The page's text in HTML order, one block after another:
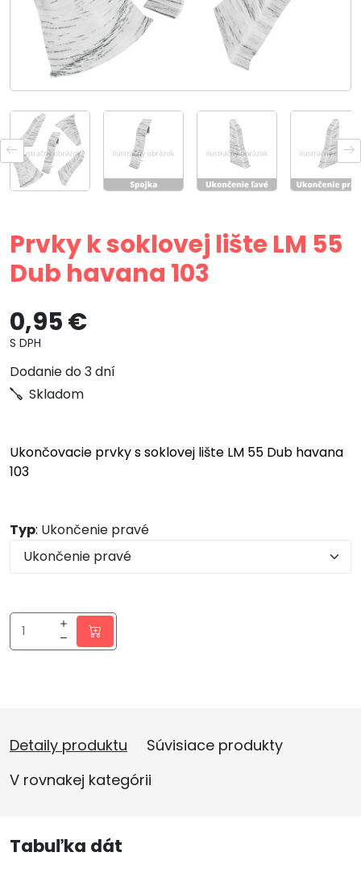
Prvky k soklovej lište LM 55
Dub havana 103
0,95 €
S DPH
Dodanie do 3 dní
Skladom
Ukončovacie prvky s soklovej lište LM 55 Dub havana
103
Typ: Ukončenie pravé
Detaily produktu
Súvisiace produkty
V rovnakej kategórii
Tabuľka dát